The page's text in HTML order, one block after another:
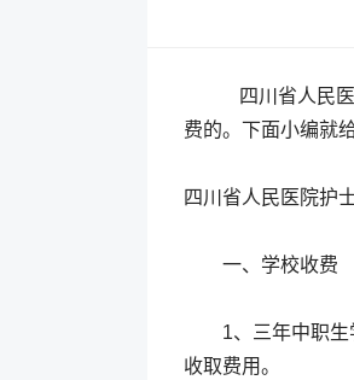
四川省人民医
费的。下面小编就
四川省人民医院护
一、学校收费
1、三年中职生学
收取费用。